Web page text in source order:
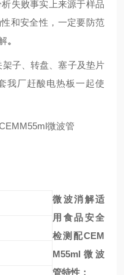
失败事实上来源于样品
和安全性，一定要防范
。
子、转盘、塞子及垫片
我厂赶酸电热板一起使
微波消解适
用食品安全
检测配CEM
M55ml微波
管特性：